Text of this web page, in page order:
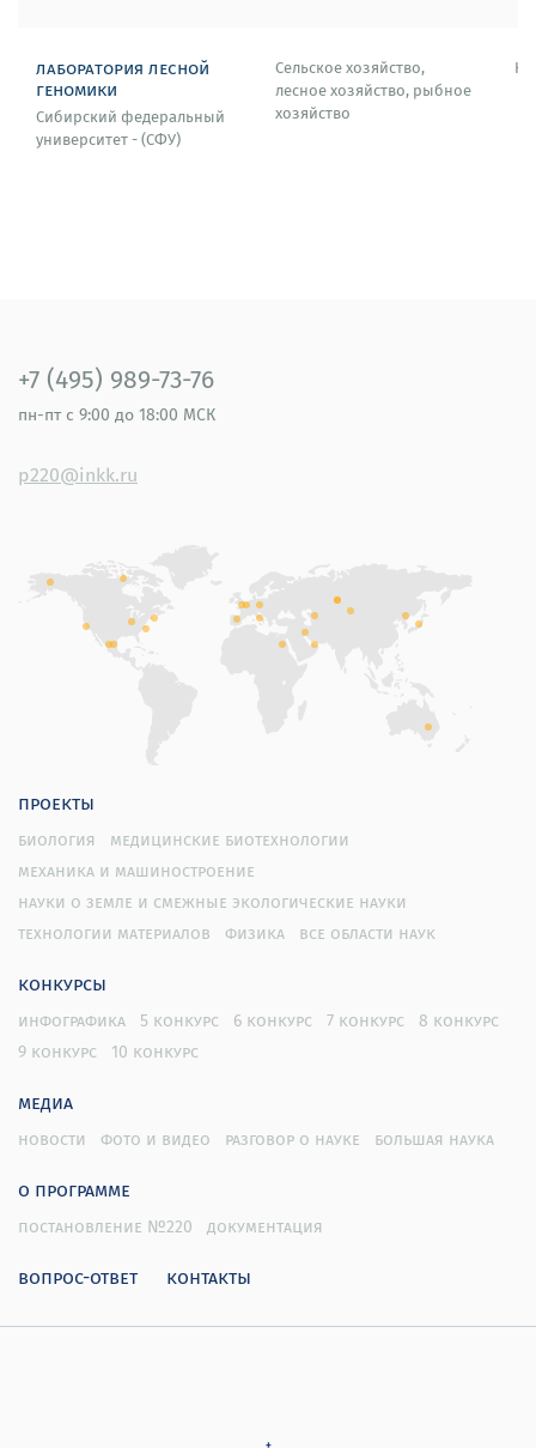
лаборатория лесной
геномики
Сибирский федеральный
университет - (СФУ)
Сельское хозяйство,
лесное хозяйство, рыбное
хозяйство
+7 (495) 989-73-76
пн-пт с 9:00 до 18:00 МСК
p220@inkk.ru
проекты
биология
медицинские биотехнологии
механика и машиностроение
науки о земле и смежные экологические науки
технологии материалов
физика все области наук
конкурсы
инфографика 5 конкурс 6 конкурс 7 конкурс
8 конкурс
9 конкурс
10 конкурс
медиа
новости фото и видео разговор о науке большая наука
о программе
постановление №220 документация
вопрос-ответ контакты